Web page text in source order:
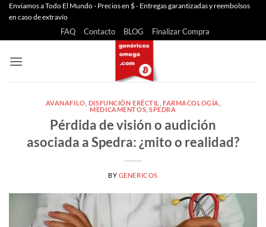
Saltar
Enviamos a Todo El Mundo - Precios en $ - Entregas garantizadas y reembolsos
en caso de extravío
FAQ Contacto BLOG Finalizar Compra
AVANAFILO DISFUNCIÓN ERÉCTIL ,FARMACOLOGÍA
MEDICAMENTOS ,SPEDRA
Pérdida de visión o audición
asociada a Spedra: ¿mito o realidad?
BY GENERICOS